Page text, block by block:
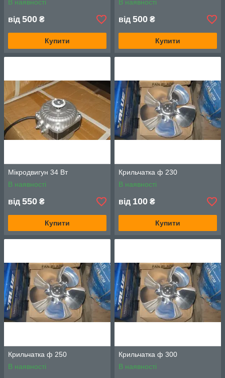
В наявності
від 500 ₴
Купити
В наявності
від 500 ₴
Купити
Мікродвигун 34 Вт
В наявності
від 550 ₴
Купити
Крильчатка ф 230
В наявності
від 100 ₴
Купити
Крильчатка ф 250
В наявності
Крильчатка ф 300
В наявності